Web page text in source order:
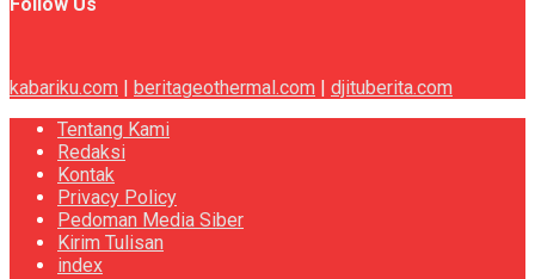
Follow Us
kabariku.com beritageothermal.com
djituberita.com
Tentang Kami
Redaksi
Kontak
Privacy Policy
Pedoman Media Siber
Kirim Tulisan
index